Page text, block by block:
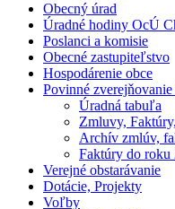
Obecný úrad
Úradné hodiny OcÚ
Poslanci a komisie
Obecné zastupiteľstvo
Hospodárenie obce
Povinné
Úradná tabuľa
Zmluvy,
Archív zmlúv,
Faktúry do roku
Verejné obstarávanie
Dotácie, Projekty
Voľby